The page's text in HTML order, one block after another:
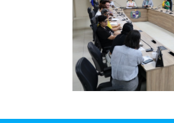
Ministério